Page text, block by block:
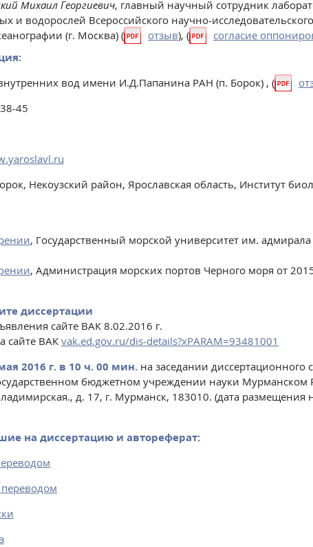
Михаил Георгиевич, главный научный сотрудник
и водорослей Всероссийского научно-
(г. Москва) (
отзыв), ( согласие
вод имени И.Д.Папанина РАН (п. Борок) , (
45
Некоузский район, Ярославская область, Институт
, Государственный морской университет им.
, Администрация морских портов Черного моря от
диссертации
сайте ВАК 8.02.2016 г.
сайте ВАК vak.ed.gov.ru/dis-details?xPARAM=93481001
2016 г. в 10 ч. 00 мин. на заседании диссертационного
бюджетном учреждении науки Мурманском
д. 17, г. Мурманск, 183010. (дата
на диссертацию и автореферат: